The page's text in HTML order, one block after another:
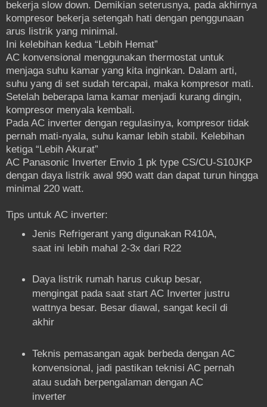
bekerja slow down. Demikian seterusnya, pada akhirnya
kompresor bekerja setengah hati dengan penggunaan
arus listrik yang minimal.
Ini kelebihan kedua “Lebih Hemat”
AC konvensional menggunakan thermostat untuk
menjaga suhu kamar yang kita inginkan. Dalam arti,
suhu yang di set sudah tercapai, maka kompresor mati.
Setelah beberapa lama kamar menjadi kurang dingin,
kompresor menyala kembali.
Pada AC inverter dengan regulasinya, kompresor tidak
pernah mati-nyala, suhu kamar lebih stabil. Kelebihan
ketiga “Lebih Akurat”
AC Panasonic Inverter Envio 1 pk type CS/CU-S10JKP
dengan daya listrik awal 990 watt dan dapat turun hingga
minimal 220 watt.
Tips untuk AC inverter:
Jenis Refrigerant yang digunakan R410A,
saat ini lebih mahal 2-3x dari R22
Daya listrik rumah harus cukup besar,
mengingat pada saat start AC Inverter justru
wattnya besar. Besar diawal, sangat kecil di
akhir
Teknis pemasangan agak berbeda dengan AC
konvensional, jadi pastikan teknisi AC pernah
atau sudah berpengalaman dengan AC
inverter